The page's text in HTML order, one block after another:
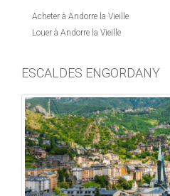
Acheter à Andorre la Vieille
Louer à Andorre la Vieille
ESCALDES ENGORDANY